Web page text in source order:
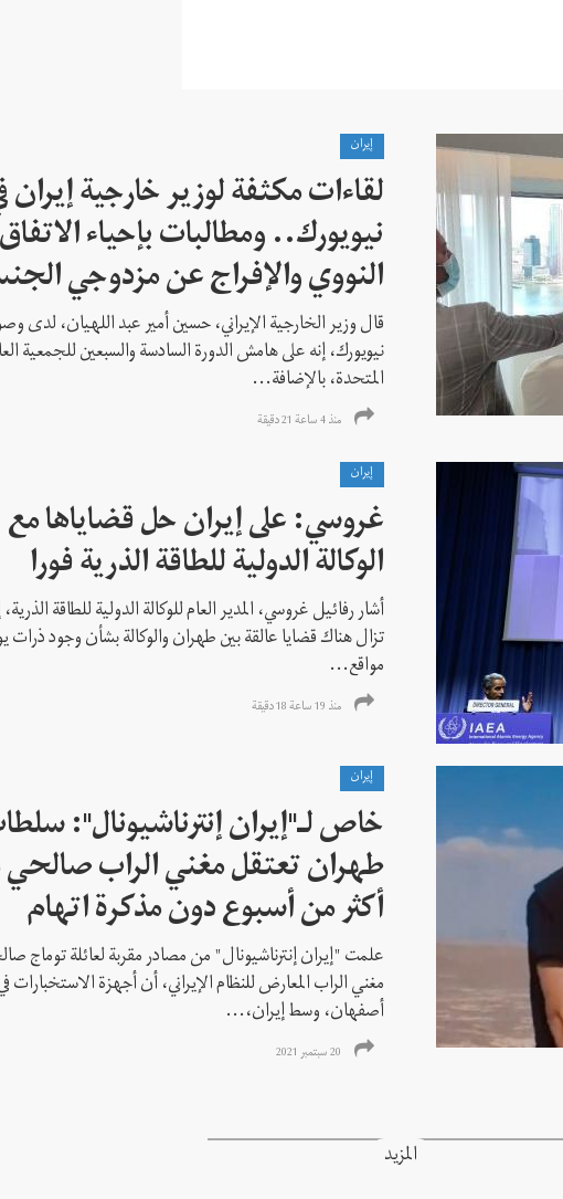
إيران
لقاءات مكثفة لوزير خارجية إيران
نيويورك.. ومطالبات بإحياء الاتفاق
النووي والإفراج عن مزدوجي
قال وزير الخارجية الإيراني، حسين أمير عبد اللهيان، لدى
نيويورك، إنه على هامش الدورة السادسة والسبعين للجمعية
المتحدة، بالإضافة...
منذ 4 ساعة 21 دقیقة
إيران
غروسي: على إيران حل قضاياها مع
الوكالة الدولية للطاقة الذرية فورا
أشار رفائيل غروسي، المدير العام للوكالة الدولية للطاقة الذرية،
تزال هناك قضايا عالقة بين طهران والوكالة بشأن وجود ذرات
مواقع...
منذ 19 ساعة 18 دقیقة
إيران
خاص لـ"إيران إنترناشيونال":
طهران تعتقل مغني الراب
أكثر من أسبوع دون مذكرة اتهام
علمت "إيران إنترناشيونال" من مصادر مقربة لعائلة توماج
مغني الراب المعارض للنظام الإيراني، أن أجهزة
أصفهان، وسط إيران،...
20 سبتمبر 2021
المزيد